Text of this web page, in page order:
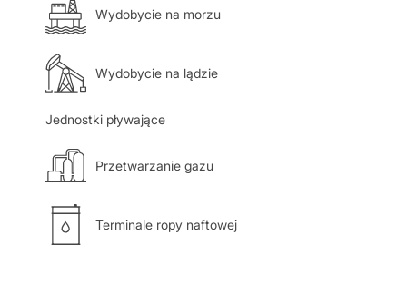
Wydobycie na morzu
Wydobycie na lądzie
Jednostki pływające
Przetwarzanie gazu
Terminale ropy naftowej